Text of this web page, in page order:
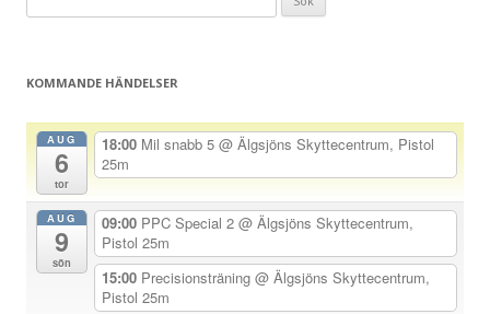
a
g
efter:
KOMMANDE HÄNDELSER
AUG
6
tor
18:00 Mil snabb 5 @ Älgsjöns Skyttecentrum, Pistol
25m
AUG
9
sön
09:00 PPC Special 2 @ Älgsjöns Skyttecentrum,
Pistol 25m
15:00 Precisionsträning @ Älgsjöns Skyttecentrum,
Pistol 25m